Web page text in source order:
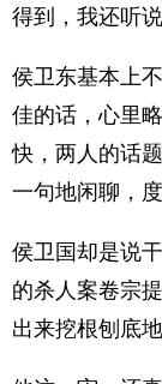
得到，我还听
侯卫东基本上
佳的话，心里
快，两人的话
一句地闲聊，
侯卫国却是说
的杀人案卷宗
出来挖根刨底地